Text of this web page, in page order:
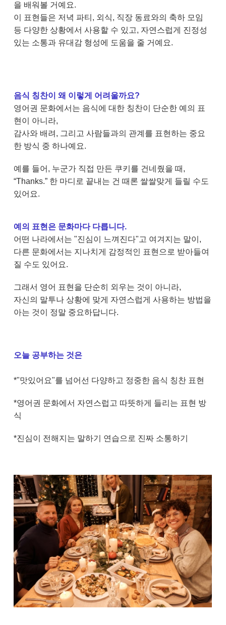
을 배워볼 거예요.
이 표현들은 저녁 파티, 외식, 직장 동료와의 축하 모임
등 다양한 상황에서 사용할 수 있고, 자연스럽게 진정성
있는 소통과 유대감 형성에 도움을 줄 거예요.
음식 칭찬이 왜 이렇게 어려울까요?
영어권 문화에서는 음식에 대한 칭찬이 단순한 예의 표
현이 아니라,
감사와 배려, 그리고 사람들과의 관계를 표현하는 중요
한 방식 중 하나예요.
예를 들어, 누군가 직접 만든 쿠키를 건네줬을 때,
“Thanks.” 한 마디로 끝내는 건 때론 쌀쌀맞게 들릴 수도
있어요.
예의 표현은 문화마다 다릅니다.
어떤 나라에서는 "진심이 느껴진다"고 여겨지는 말이,
다른 문화에서는 지나치게 감정적인 표현으로 받아들여
질 수도 있어요.
그래서 영어 표현을 단순히 외우는 것이 아니라,
자신의 말투나 상황에 맞게 자연스럽게 사용하는 방법을
아는 것이 정말 중요하답니다.
오늘 공부하는 것은
*"맛있어요"를 넘어선 다양하고 정중한 음식 칭찬 표현
*영어권 문화에서 자연스럽고 따뜻하게 들리는 표현 방
식
*진심이 전해지는 말하기 연습으로 진짜 소통하기